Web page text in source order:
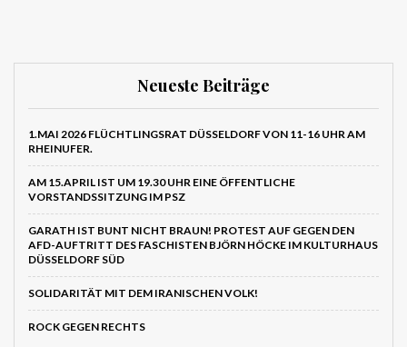
Neueste Beiträge
1.MAI 2026 FLÜCHTLINGSRAT DÜSSELDORF VON 11-16 UHR AM
RHEINUFER.
AM 15.APRIL IST UM 19.30 UHR EINE ÖFFENTLICHE
VORSTANDSSITZUNG IM PSZ
GARATH IST BUNT NICHT BRAUN! PROTEST AUF GEGEN DEN
AFD-AUFTRITT DES FASCHISTEN BJÖRN HÖCKE IM KULTURHAUS
DÜSSELDORF SÜD
SOLIDARITÄT MIT DEM IRANISCHEN VOLK!
ROCK GEGEN RECHTS